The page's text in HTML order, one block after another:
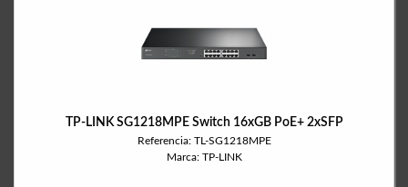
TP-LINK SG1218MPE Switch 16xGB PoE+ 2xSFP
Referencia: TL-SG1218MPE
Marca: TP-LINK